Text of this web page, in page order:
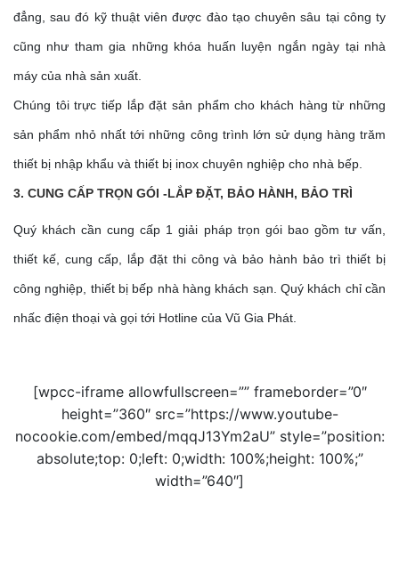
đẳng, sau đó kỹ thuật viên được đào tạo chuyên sâu tại công ty
cũng như tham gia những khóa huấn luyện ngắn ngày tại nhà
máy của nhà sản xuất.
Chúng tôi trực tiếp lắp đặt sản phẩm cho khách hàng từ những
sản phẩm nhỏ nhất tới những công trình lớn sử dụng hàng trăm
thiết bị nhập khẩu và thiết bị inox chuyên nghiệp cho nhà bếp.
3. CUNG CẤP TRỌN GÓI -LẮP ĐẶT, BẢO HÀNH, BẢO TRÌ
Quý khách cần cung cấp 1 giải pháp trọn gói bao gồm tư vấn,
thiết kế, cung cấp, lắp đặt thi công và bảo hành bảo trì thiết bị
công nghiệp, thiết bị bếp nhà hàng khách sạn. Quý khách chỉ cần
nhấc điện thoại và gọi tới Hotline của Vũ Gia Phát.
[wpcc-iframe allowfullscreen=”” frameborder=”0″
height=”360″ src=”https://www.youtube-
nocookie.com/embed/mqqJ13Ym2aU” style=”position:
absolute;top: 0;left: 0;width: 100%;height: 100%;”
width=”640″]